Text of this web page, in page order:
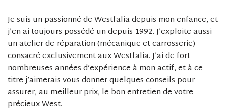
Je suis un passionné de Westfalia depuis mon enfance, et
j’en ai toujours possédé un depuis 1992. J’exploite aussi
un atelier de réparation (mécanique et carrosserie)
consacré exclusivement aux Westfalia. J’ai de fort
nombreuses années d’expérience à mon actif, et à ce
titre j’aimerais vous donner quelques conseils pour
assurer, au meilleur prix, le bon entretien de votre
précieux West.